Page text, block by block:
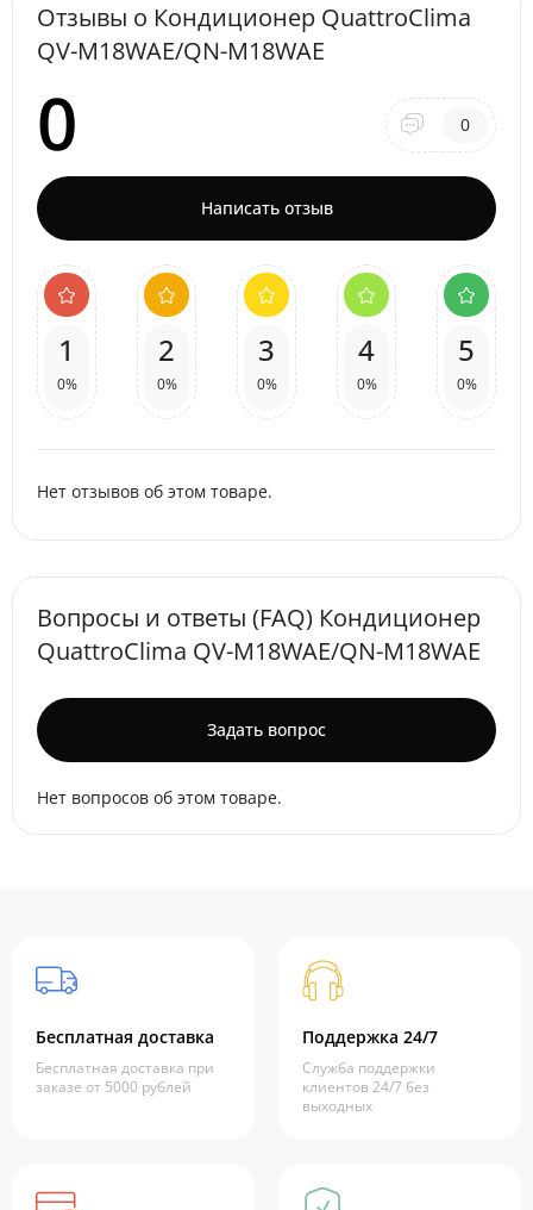
Отзывы о Кондиционер QuattroClima
QV-M18WAE/QN-M18WAE
0 0
Написать отзыв
1
0%
2
0%
3
0%
4
0%
5
0%
Нет отзывов об этом товаре.
Вопросы и ответы (FAQ) Кондиционер
QuattroClima QV-M18WAE/QN-M18WAE
Задать вопрос
Нет вопросов об этом товаре.
Бесплатная доставка
Бесплатная доставка при
заказе от 5000 рублей
Поддержка 24/7
Служба поддержки
клиентов 24/7 без
выходных